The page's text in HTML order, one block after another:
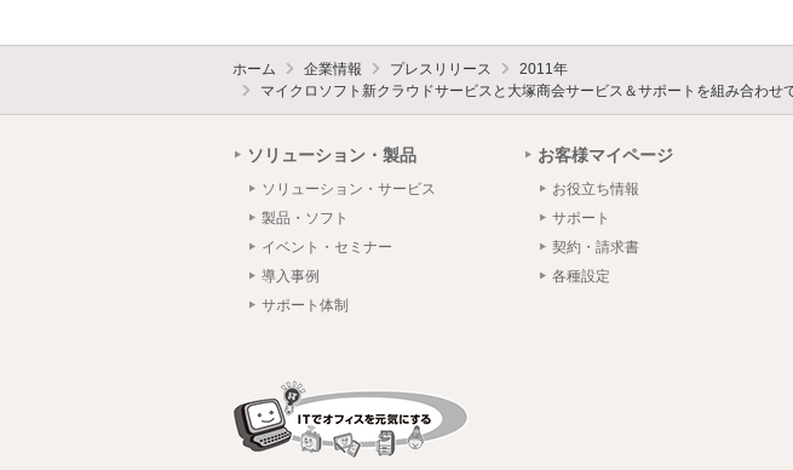
ホーム 企業情報 プレスリリース
2011年
マイクロソフト新クラウドサービスと大塚商会サービス＆サポートを組み合わ
ソリューション・製品
ソリューション・サービス
製品・ソフト
イベント・セミナー
導入事例
サポート体制
お客様マイページ
お役立ち情報
サポート
契約・請求書
各種設定